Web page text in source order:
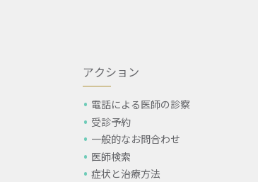
アクション
電話による医師の診察
受診予約
一般的なお問合わせ
医師検索
症状と治療方法